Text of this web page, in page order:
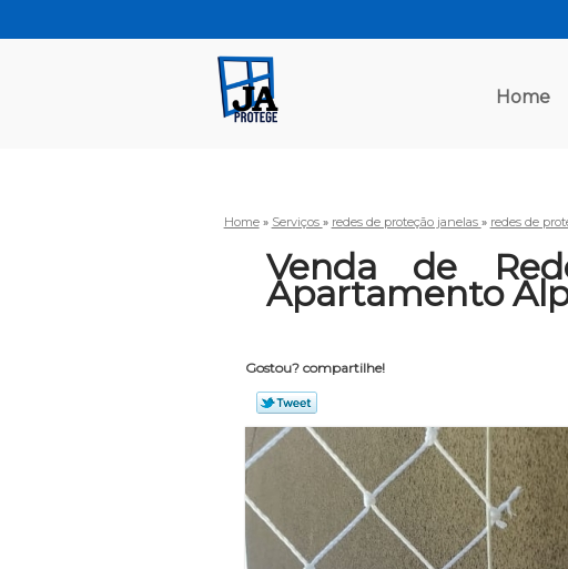
Home
Home » Serviços » redes de proteção janelas » redes de
Venda de
Apartamento
Gostou? compartilhe!